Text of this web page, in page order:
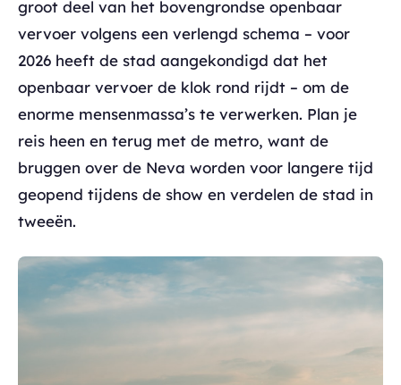
groot deel van het bovengrondse openbaar
vervoer volgens een verlengd schema – voor
2026 heeft de stad aangekondigd dat het
openbaar vervoer de klok rond rijdt – om de
enorme mensenmassa’s te verwerken. Plan je
reis heen en terug met de metro, want de
bruggen over de Neva worden voor langere tijd
geopend tijdens de show en verdelen de stad in
tweeën.